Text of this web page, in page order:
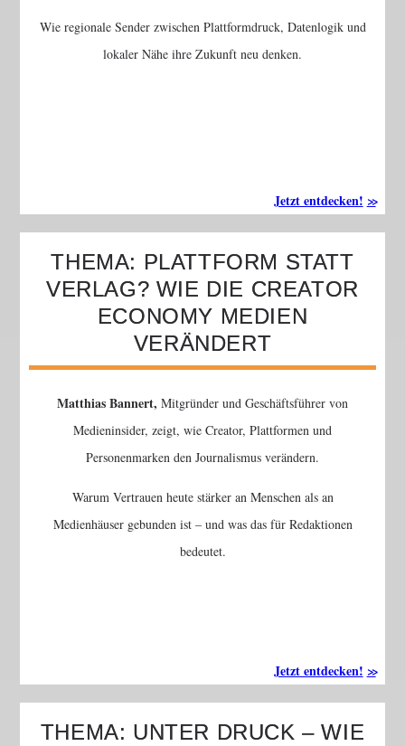
Wie regionale Sender zwischen Plattformdruck, Datenlogik und
lokaler Nähe ihre Zukunft neu denken.
Jetzt entdecken!
THEMA: PLATTFORM STATT
VERLAG? WIE DIE CREATOR
ECONOMY MEDIEN
VERÄNDERT
Matthias Bannert, Mitgründer und Geschäftsführer von
Medieninsider, zeigt, wie Creator, Plattformen und
Personenmarken den Journalismus verändern.
Warum Vertrauen heute stärker an Menschen als an
Medienhäuser gebunden ist – und was das für Redaktionen
bedeutet.
Jetzt entdecken!
THEMA: UNTER DRUCK – WIE